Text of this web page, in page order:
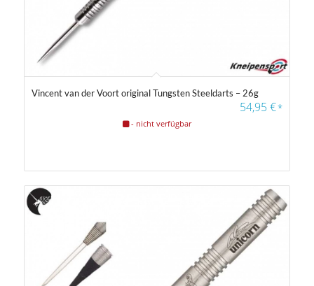
5.00
Vincent van der Voort original Tungsten Steeldarts – 26g
54,95€*
- nicht verfügbar